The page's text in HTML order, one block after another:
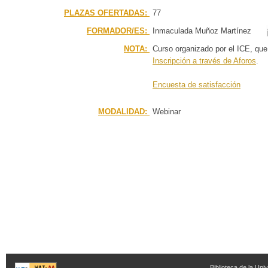
PLAZAS OFERTADAS:
77
FORMADOR/ES:
Inmaculada Muñoz Martínez
NOTA:
Curso organizado por el ICE,
Inscripción a través de Aforos.
Encuesta de satisfacción
MODALIDAD: Webinar